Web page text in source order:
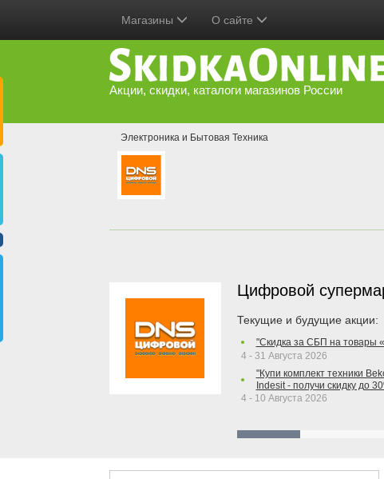
Магазины О сайте
Акции, скидки, каталоги магазинов России
Электроника и Бытовая Техника
Цифровой
Текущие и будущие акции:
"Скидка за СБП на товары
4 - 31 Августа 2026
"Купи комплект техники
Indesit - получи скидку до
4 - 10 Августа 2026